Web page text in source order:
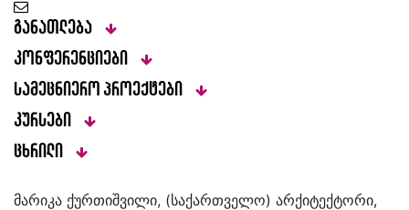
განათლება
კონფერენციები
სამეცნიერო პროექტები
კურსები
ცხრილი
მარიკა ქურთიშვილი, (საქართველო) არქიტექტორი,